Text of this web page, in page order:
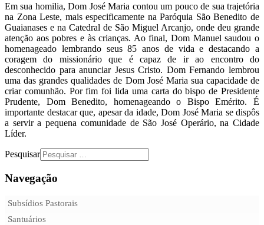
Em sua homilia, Dom José Maria contou um pouco de sua trajetória
na Zona Leste, mais especificamente na Paróquia São Benedito de
Guaianases e na Catedral de São Miguel Arcanjo, onde deu grande
atenção aos pobres e às crianças. Ao final, Dom Manuel saudou o
homenageado lembrando seus 85 anos de vida e destacando a
coragem do missionário que é capaz de ir ao encontro do
desconhecido para anunciar Jesus Cristo. Dom Fernando lembrou
uma das grandes qualidades de Dom José Maria sua capacidade de
criar comunhão. Por fim foi lida uma carta do bispo de Presidente
Prudente, Dom Benedito, homenageando o Bispo Emérito. É
importante destacar que, apesar da idade, Dom José Maria se dispôs
a servir a pequena comunidade de São José Operário, na Cidade
Líder.
Pesquisar
Navegação
Subsídios Pastorais
Santuários